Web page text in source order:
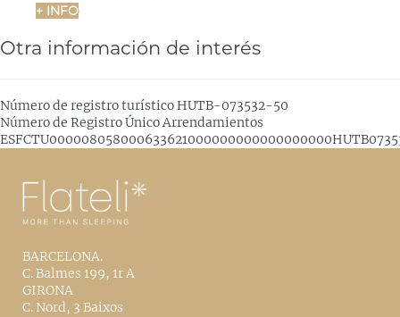
+ INFO
Otra información de interés
Número de registro turísticoHUTB-073532-50
Número de Registro Único Arrendamientos
BARCELONA.
C. Balmes 199, 1r A
GIRONA
C. Nord, 3 Baixos